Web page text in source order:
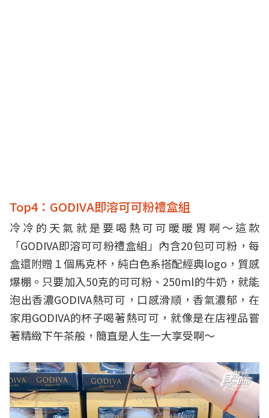
Top4：GODIVA即溶可可粉禮盒組
冷冷的天氣就是要喝熱可可暖暖胃啊～這款
「GODIVA即溶可可粉禮盒組」內含20包可可粉，每
盒還附贈１個馬克杯，純白色系搭配經典logo，質感
爆棚。只要加入50克的可可粉、250ml的牛奶，就能
泡出香濃GODIVA熱可可，口感滑順，香氣濃郁，在
家用GODIVA的杯子喝著熱可可，就像是在店裡品嘗
著精緻下午茶般，簡直是人生一大享受啊～